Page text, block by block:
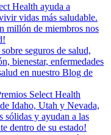
Health ayuda a
vidas más saludable.
millón de miembros nos
seguros de salud,
bienestar, enfermedades
en nuestro Blog de
Select Health
Idaho, Utah y Nevada,
sólidas y ayudan a las
dentro de su estado!